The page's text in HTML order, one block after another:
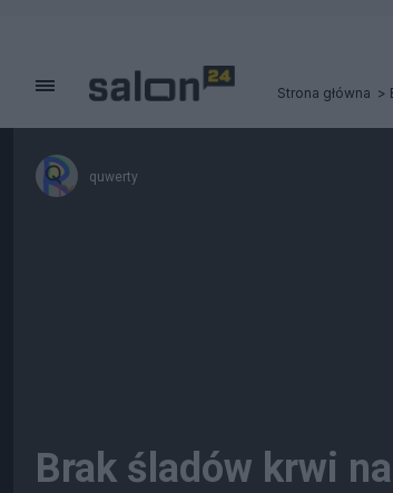
Strona główna
quwerty
Brak śladów krwi